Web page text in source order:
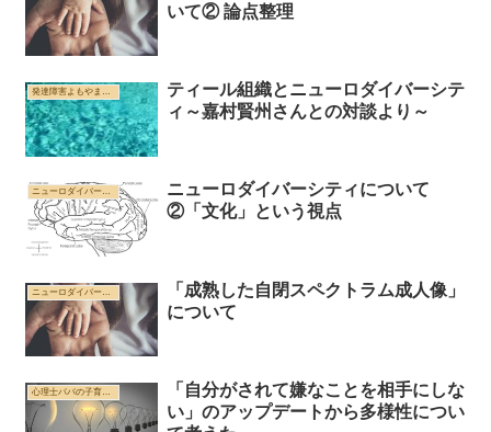
いて② 論点整理
ティール組織とニューロダイバーシテ
ィ～嘉村賢州さんとの対談より～
ニューロダイバーシティ
ニューロダイバーシティについて
②「文化」という視点
「成熟した自閉スペクトラム成人像」
について
心理士パパの子育て、教育、対人支援もろもろ雑記帳
「自分がされて嫌なことを相手にしな
い」のアップデートから多様性につい